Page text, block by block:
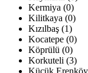
Kermiya (0)
Kilitkaya (0)
Kızılbaş (1)
Kocatepe (0)
Köprülü (0)
Korkuteli (3)